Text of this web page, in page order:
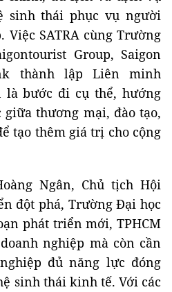
sinh thái phục vụ người
Việc SATRA cùng Trường
Group, Saigon
thành lập Liên minh
là bước đi cụ thể, hướng
thương mại, đào tạo,
tạo thêm giá trị cho cộng
Ngân, Chủ tịch Hội
đột phá, Trường Đại học
phát triển mới, TPHCM
nghiệp mà còn cần
đủ năng lực đóng
sinh thái kinh tế. Với các